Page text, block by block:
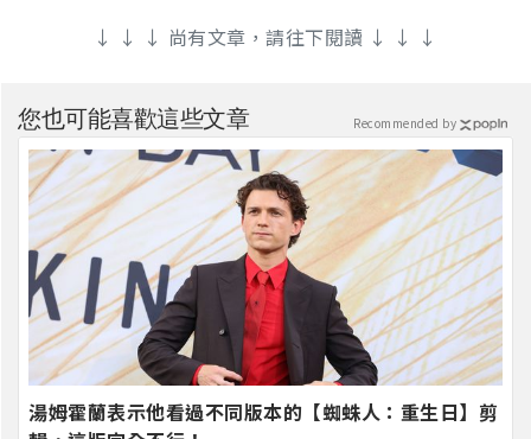
↓ ↓ ↓ 尚有文章，請往下閱讀 ↓ ↓ ↓
您也可能喜歡這些文章
湯姆霍蘭表示他看過不同版本的【蜘蛛人：重生日】剪
Recommended by